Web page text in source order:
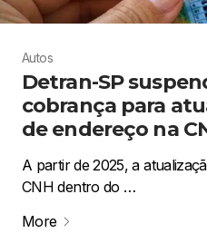
Autos
Detran-SP
cobrança para
de endereço na
A partir de 2025, a
CNH dentro do …
More